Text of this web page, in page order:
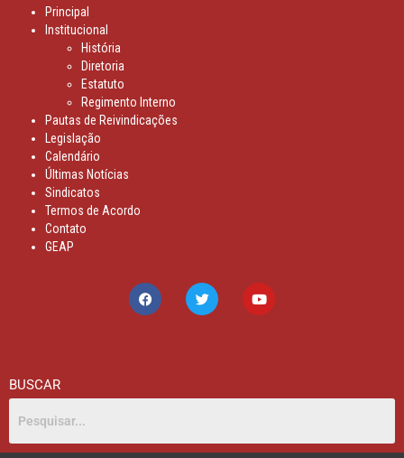
Principal
Institucional
História
Diretoria
Estatuto
Regimento Interno
Pautas de Reivindicações
Legislação
Calendário
Últimas Notícias
Sindicatos
Termos de Acordo
Contato
GEAP
BUSCAR